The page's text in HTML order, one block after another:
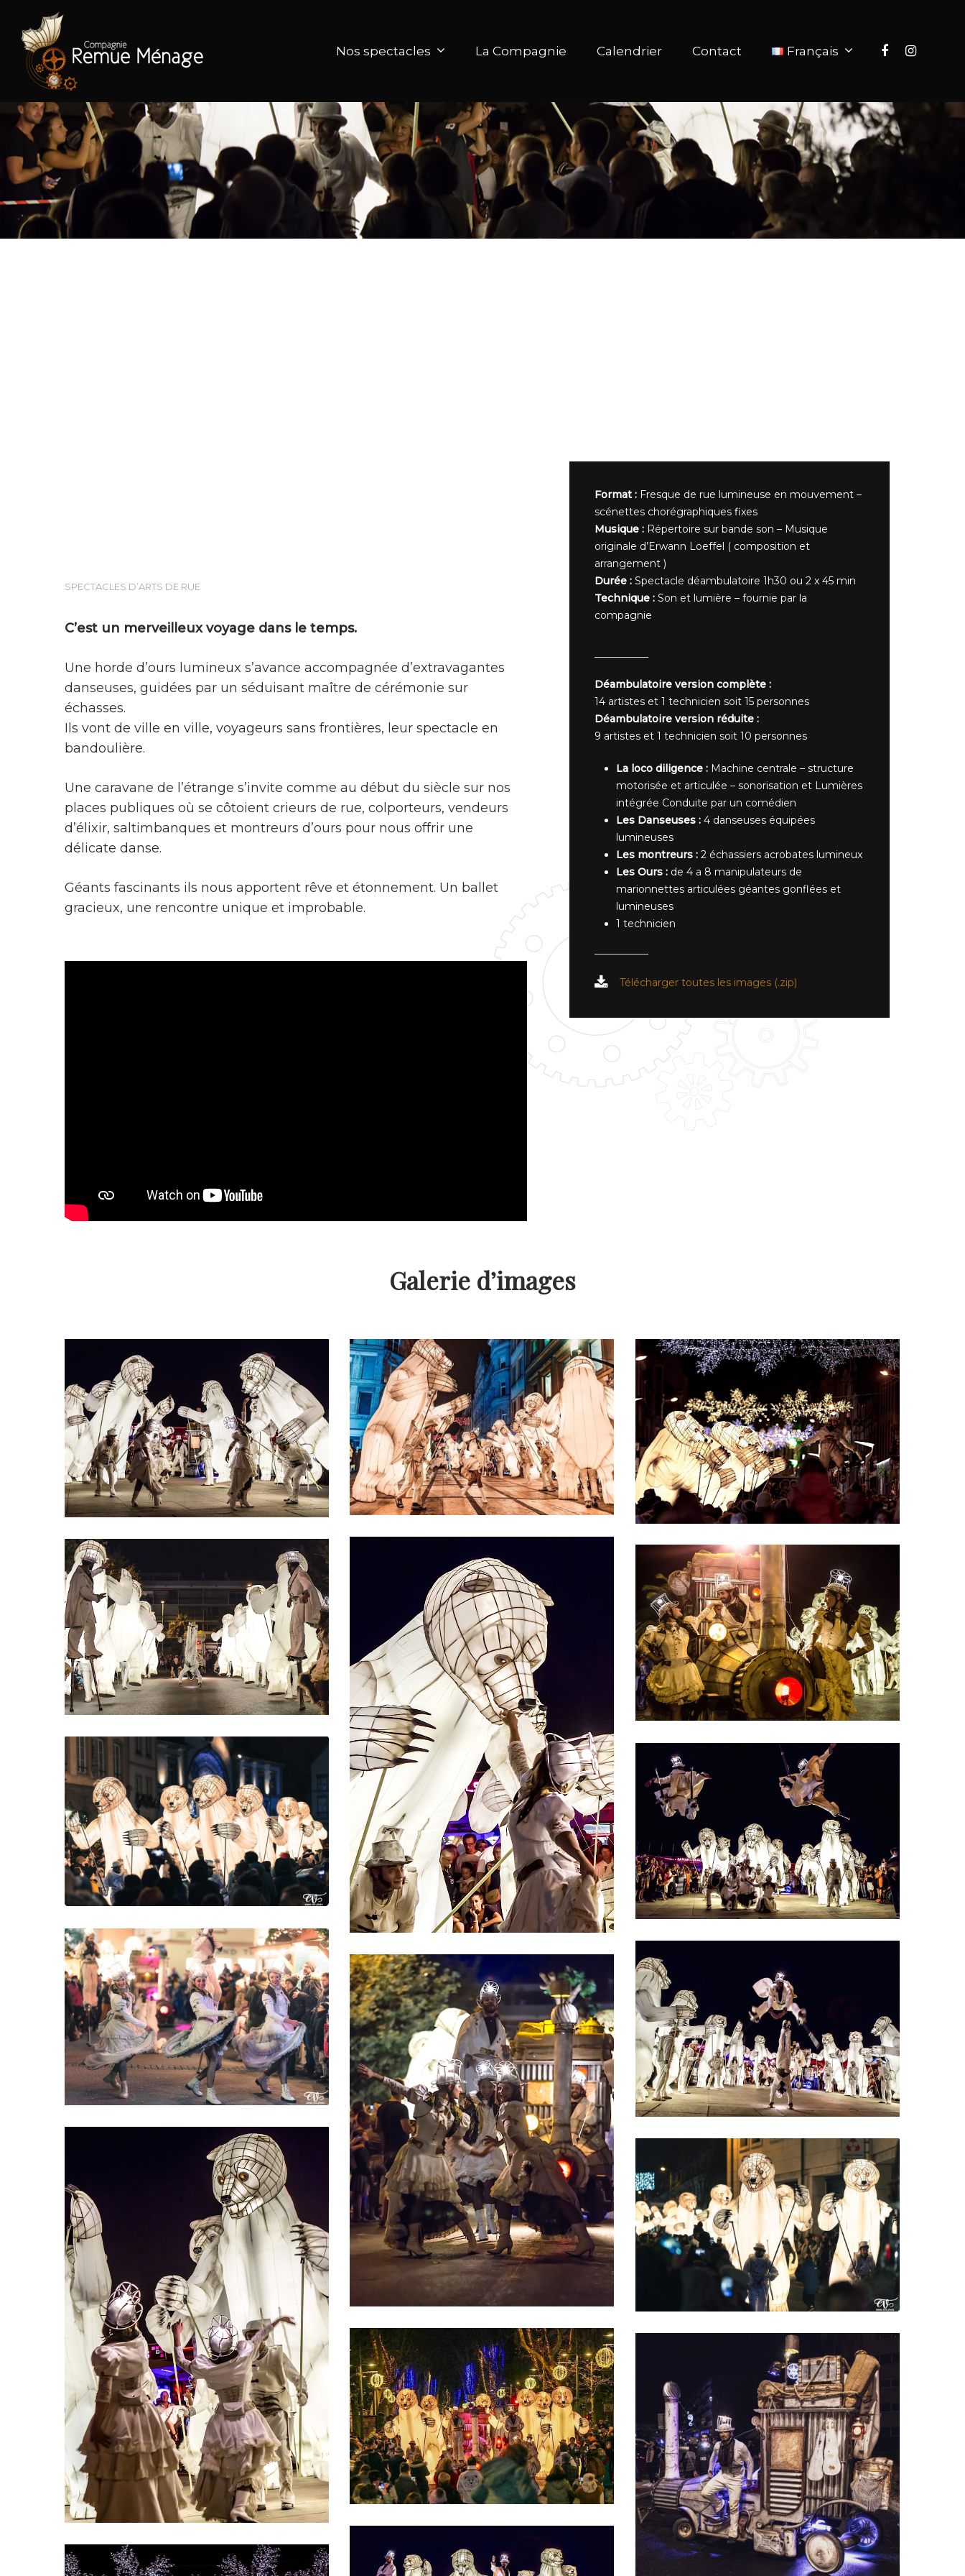
Hit enter to search or ESC to close
Nos spectacles La Compagnie Calendrier Contact Français
SPECTACLES D’ARTS DE RUE
C’est un merveilleux voyage dans le temps.
Une horde d’ours lumineux s’avance accompagnée d’extravagantes
danseuses, guidées par un séduisant maître de cérémonie sur
échasses.
Ils vont de ville en ville, voyageurs sans frontières, leur spectacle en
bandoulière.
Une caravane de l’étrange s’invite comme au début du siècle sur nos
places publiques où se côtoient crieurs de rue, colporteurs, vendeurs
d’élixir, saltimbanques et montreurs d’ours pour nous offrir une
délicate danse.
Géants fascinants ils nous apportent rêve et étonnement. Un ballet
gracieux, une rencontre unique et improbable.
Format : Fresque de rue lumineuse en mouvement –
scénettes chorégraphiques fixes
Musique :Répertoire sur bande son – Musique
originale d’Erwann Loeffel ( composition et
arrangement )
Durée :Spectacle déambulatoire 1h30 ou 2 x 45 min
Technique :Son et lumière – fournie par la
compagnie
Déambulatoire version complète :
14 artistes et 1 technicien soit 15 personnes
Déambulatoire version réduite :
9 artistes et 1 technicien soit 10 personnes
La loco diligence :Machine centrale – structure
motorisée et articulée – sonorisation et Lumières
intégrée Conduite par un comédien
Les Danseuses :4 danseuses équipées
lumineuses
Les montreurs :2 échassiers acrobates lumineux
Les Ours :de 4 a 8 manipulateurs de
marionnettes articulées géantes gonflées et
lumineuses
1 technicien
Télécharger toutes les images (.zip)
Galerie d’images